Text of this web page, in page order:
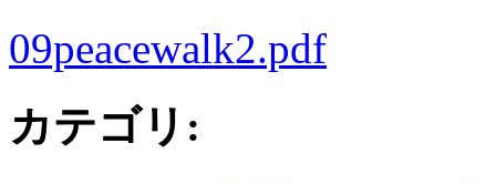
09peacewalk2.pdf
カテゴリ :